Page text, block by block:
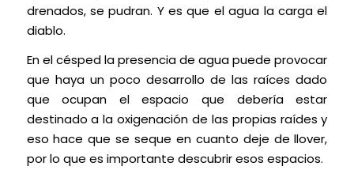
drenados, se pudran. Y es que el agua la carga el
diablo.
En el césped la presencia de agua puede provocar
que haya un poco desarrollo de las raíces dado
que ocupan el espacio que debería estar
destinado a la oxigenación de las propias raídes y
eso hace que se seque en cuanto deje de llover,
por lo que es importante descubrir esos espacios.